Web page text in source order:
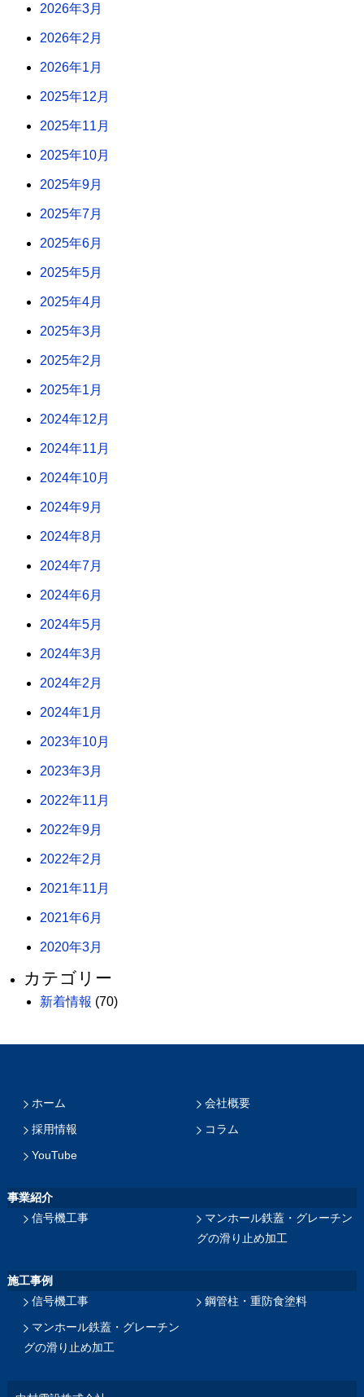
2026年3月
2026年2月
2026年1月
2025年12月
2025年11月
2025年10月
2025年9月
2025年7月
2025年6月
2025年5月
2025年4月
2025年3月
2025年2月
2025年1月
2024年12月
2024年11月
2024年10月
2024年9月
2024年8月
2024年7月
2024年6月
2024年5月
2024年3月
2024年2月
2024年1月
2023年10月
2023年3月
2022年11月
2022年9月
2022年2月
2021年11月
2021年6月
2020年3月
カテゴリー
新着情報 (70)
ホーム 会社概要
採用情報 コラム
YouTube
事業紹介
信号機工事
マンホール鉄蓋・グレーチン
グの滑り止め加工
施工事例
信号機工事
鋼管柱・重防食塗料
マンホール鉄蓋・グレーチン
グの滑り止め加工